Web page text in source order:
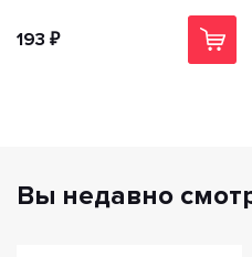
193 ₽
Вы недавно